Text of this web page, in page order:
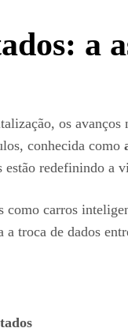
a
os
conhecida como
redefinindo a
carros
troca de dados